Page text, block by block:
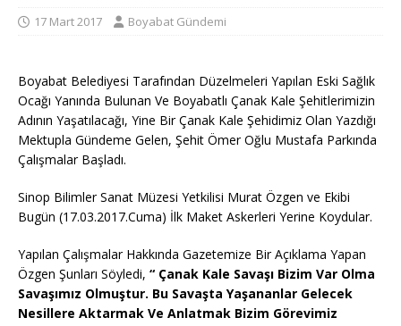
17 Mart 2017 Boyabat Gündemi
Boyabat Belediyesi Tarafından Düzelmeleri Yapılan Eski Sağlık
Ocağı Yanında Bulunan Ve Boyabatlı Çanak Kale Şehitlerimizin
Adının Yaşatılacağı, Yine Bir Çanak Kale Şehidimiz Olan Yazdığı
Mektupla Gündeme Gelen, Şehit Ömer Oğlu Mustafa Parkında
Çalışmalar Başladı.
Sinop Bilimler Sanat Müzesi Yetkilisi Murat Özgen ve Ekibi
Bugün (17.03.2017.Cuma) İlk Maket Askerleri Yerine Koydular.
Yapılan Çalışmalar Hakkında Gazetemize Bir Açıklama Yapan
Özgen Şunları Söyledi, “ Çanak Kale Savaşı Bizim Var Olma
Savaşımız Olmuştur. Bu Savaşta Yaşananlar Gelecek
Nesillere Aktarmak Ve Anlatmak Bizim Görevimiz